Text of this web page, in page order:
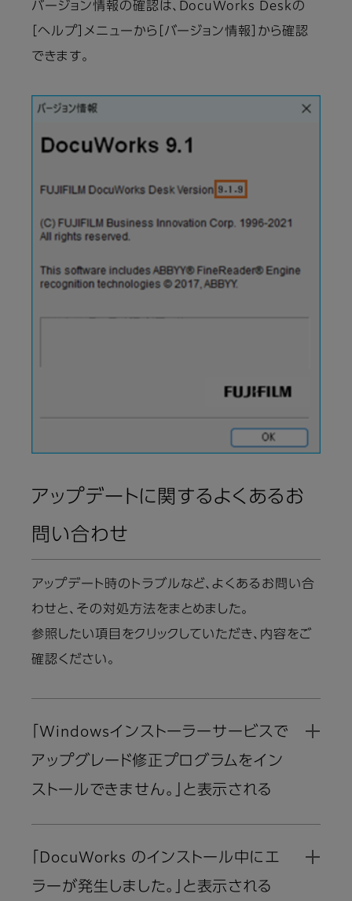
バージョン情報の確認は、DocuWorks Deskの
［ヘルプ］メニューから［バージョン情報］から確認
できます。
アップデートに関するよくあるお
問い合わせ
アップデート時のトラブルなど、よくあるお問い合
わせと、その対処方法をまとめました。
参照したい項目をクリックしていただき、内容をご
確認ください。
「Windowsインストーラーサービスで
アップグレード修正プログラムをイン
ストールできません。」と表示される
「DocuWorks のインストール中にエ
ラーが発生しました。」と表示される